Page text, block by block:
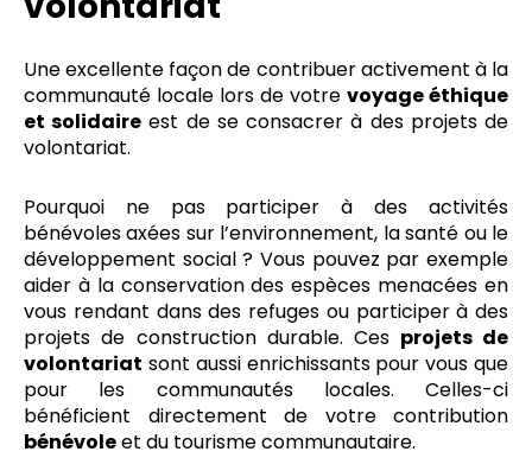
Une excellente façon de contribuer activement à la
communauté locale lors de votre voyage éthique
et solidaire est de se consacrer à des projets de
volontariat.
Pourquoi ne pas participer à des activités
bénévoles axées sur l’environnement, la santé ou le
développement social ? Vous pouvez par exemple
aider à la conservation des espèces menacées en
vous rendant dans des refuges ou participer à des
projets de construction durable. Ces projets de
volontariat sont aussi enrichissants pour vous que
pour les communautés locales. Celles-ci
bénéficient directement de votre contribution
bénévoleet du tourisme communautaire.